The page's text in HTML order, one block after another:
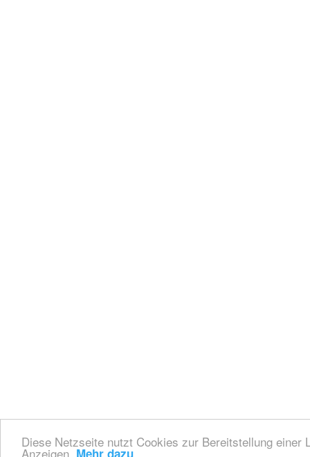
Diese Netzseite nutzt Cookies zur Bereitstellung einer
Anzeigen. Mehr dazu